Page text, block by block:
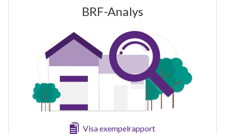
BRF-Analys
Visa exempelrapport